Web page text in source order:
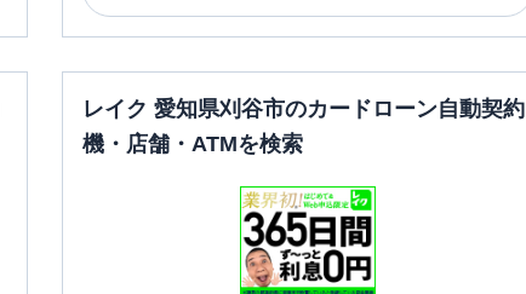
レイク 愛知県刈谷市のカードローン自動契約
機・店舗・ATMを検索